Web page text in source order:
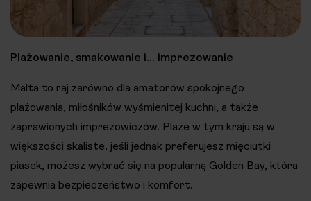
Plażowanie, smakowanie i… imprezowanie
Malta to raj zarówno dla amatorów spokojnego
plażowania, miłośników wyśmienitej kuchni, a także
zaprawionych imprezowiczów. Plaże w tym kraju są w
większości skaliste, jeśli jednak preferujesz mięciutki
piasek, możesz wybrać się na popularną Golden Bay, która
zapewnia bezpieczeństwo i komfort.